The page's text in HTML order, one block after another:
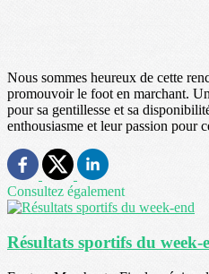
Nous sommes heureux de cette
promouvoir le foot en marchant.
pour sa gentillesse et sa
enthousiasme et leur passion pour
Consultez également
Résultats sportifs du week-